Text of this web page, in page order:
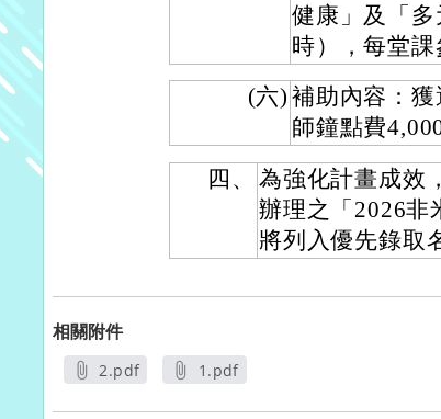
健康」及「
時），每堂課
(六) 補助內容：
師鐘點費
四、
為強化計畫成效
辦理之「2026非
將列入優先錄取
相關附件
2.pdf
1.pdf